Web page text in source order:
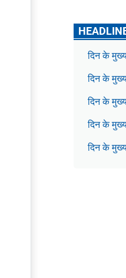
दिन के
दिन के
दिन के
दिन के
दिन के